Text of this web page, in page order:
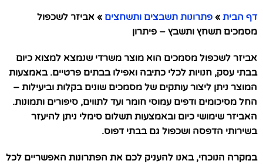
דף הבית » פתרונות תשבצים ותשחצים » אביזר לשכפול
מסמכים תשחץ ותשבץ – פיתרון
אביזר לשכפול מסמכים הוא מוצר משרדי שנמצא למצוא כיום
בבתי עסק, חנויות לכלי כתיבה ואפילו בבתים פרטיים. באמצעות
המוצר ניתן ליצור עותקים של מסמכים שונים בקלות וביעילות –
החל מסיכומים ודפים עמוסי חומר ועד לתווים, סיפורים ותמונות.
האביזר שימושי כיום ובאמצעות תשלום סימלי ניתן להיעזר
בשירותי הדפסה ושכפול גם בבתי דפוס.
במקרה הנוכחי, באנו להעניק לכם את הפתרונות האפשריים לכל